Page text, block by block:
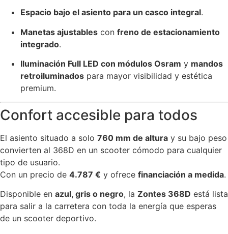
Espacio bajo el asiento para un casco integral.
Manetas ajustables con freno de estacionamiento
integrado.
Iluminación Full LED con módulos Osram y mandos
retroiluminados para mayor visibilidad y estética
premium.
Confort accesible para todos
El asiento situado a solo 760 mm de altura y su bajo peso
convierten al 368D en un scooter cómodo para cualquier
tipo de usuario.
Con un precio de 4.787 € y ofrece financiación a medida.
Disponible en azul, gris o negro, la Zontes 368D está lista
para salir a la carretera con toda la energía que esperas
de un scooter deportivo.